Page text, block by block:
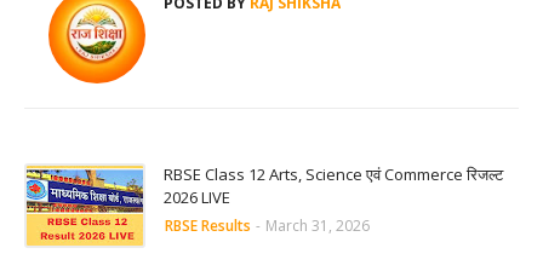
RBSE Class 12 Arts, Science एवं Commerce रिजल्ट
2026 LIVE
RBSE Results - March 31, 2026